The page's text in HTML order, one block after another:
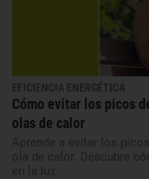
EFICIENCIA ENERGÉTICA
Cómo evitar los picos
olas de calor
Aprende a evitar los
ola de calor. Descubre
en la luz